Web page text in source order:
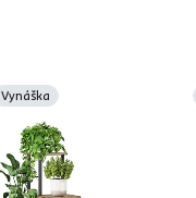
Vynáška